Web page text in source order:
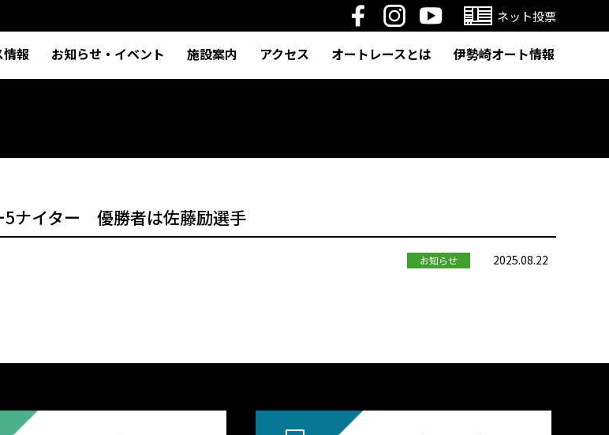
ネット投票
情報 お知らせ・イベント 施設案内 アクセス オートレースとは 伊勢崎オート情報
5ナイター 優勝者は佐藤励選手
お知らせ 2025.08.22